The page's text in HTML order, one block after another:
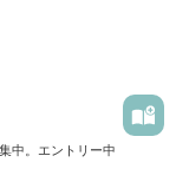
中。エントリー中